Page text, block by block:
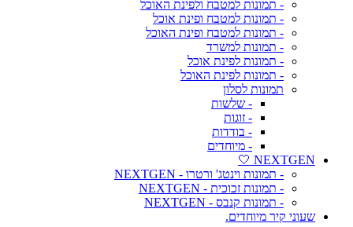
- תמונות למטבח ולפינת האוכל
- תמונות למטבח ופינת אוכל
- תמונות למטבח ופינת האוכל
- תמונות למשרד
- תמונות לפינת אוכל
- תמונות לפינת האוכל
תמונות לסלון
- שלשות
- זוגות
- בודדות
- מיוחדים
NEXTGEN 🤍
- תמונות וינטג' ורטרו - NEXTGEN
- תמונות זכוכית - NEXTGEN
- תמונות קנבס - NEXTGEN
שעוני קיר מיוחדים.